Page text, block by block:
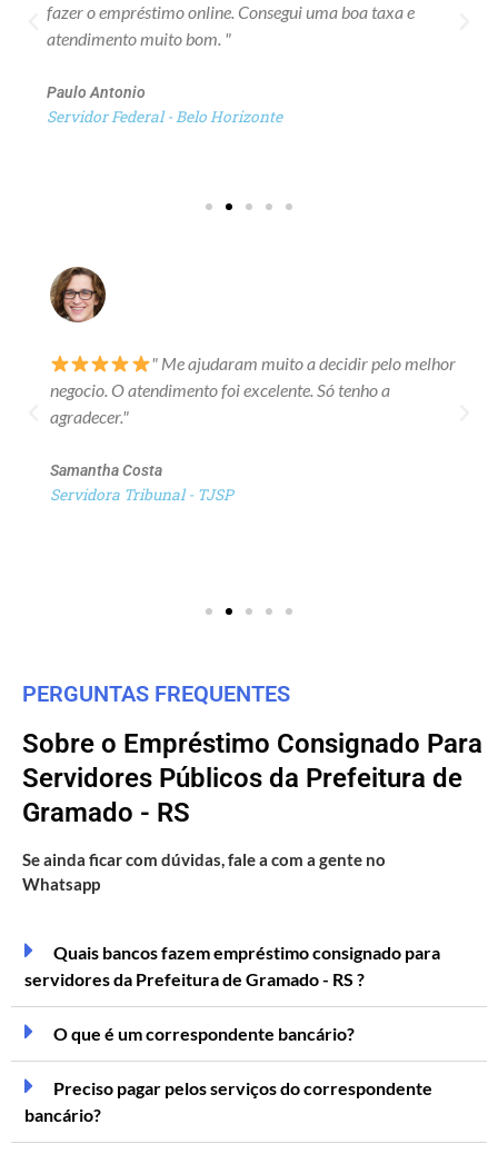
fazer o empréstimo online. Consegui uma boa taxa e
atendimento muito bom. "
Paulo Antonio
Servidor Federal - Belo Horizonte
" Me ajudaram muito a decidir pelo melhor
negocio. O atendimento foi excelente. Só tenho a
agradecer."
Samantha Costa
Servidora Tribunal - TJSP
PERGUNTAS FREQUENTES
Sobre o Empréstimo Consignado Para
Servidores Públicos da Prefeitura de
Gramado - RS
Se ainda ficar com dúvidas, fale a com a gente no
Whatsapp
Quais bancos fazem empréstimo consignado para
servidores da Prefeitura de Gramado - RS ?
O que é um correspondente bancário?
Preciso pagar pelos serviços do correspondente
bancário?